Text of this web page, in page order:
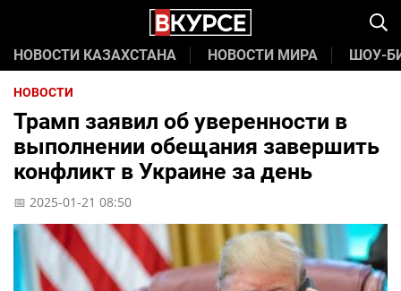
НОВОСТИ КАЗАХСТАНА НОВОСТИ МИРА ШОУ-
НОВОСТИ
Трамп заявил об уверенности в
выполнении обещания завершить
конфликт в Украине за день
📅 2025-01-21 08:50